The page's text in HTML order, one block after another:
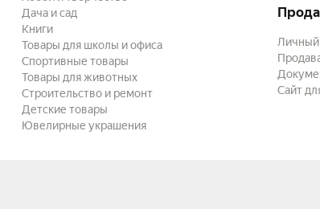
Дача и сад
Книги
Товары для школы и офиса
Спортивные товары
Товары для животных
Строительство и ремонт
Детские товары
Ювелирные украшения
Личный
Сайт